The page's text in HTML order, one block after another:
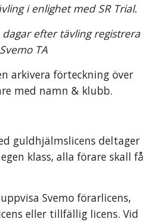
i enlighet med SR Trial.
efter tävling registrera
TA
arkivera förteckning över
med namn & klubb.
guldhjälmslicens deltager
klass, alla förare skall få
Svemo förarlicens,
eller tillfällig licens. Vid